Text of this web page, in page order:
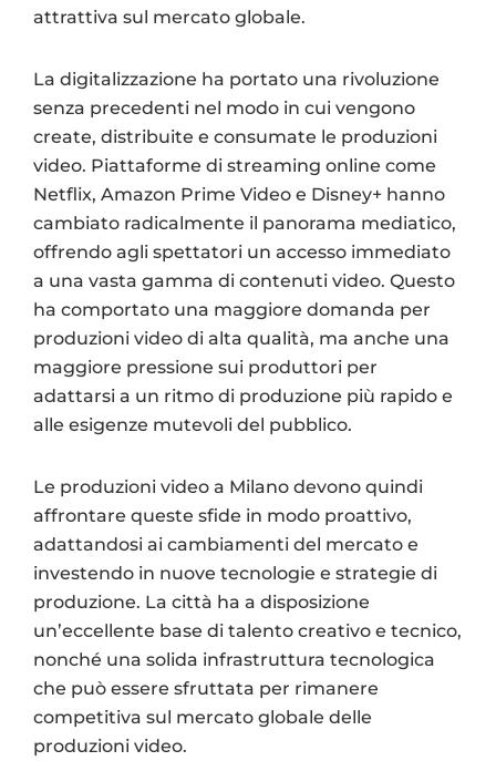
attrattiva sul mercato globale.
La digitalizzazione ha portato una rivoluzione
senza precedenti nel modo in cui vengono
create, distribuite e consumate le produzioni
video. Piattaforme di streaming online come
Netflix, Amazon Prime Video e Disney+ hanno
cambiato radicalmente il panorama mediatico,
offrendo agli spettatori un accesso immediato
a una vasta gamma di contenuti video. Questo
ha comportato una maggiore domanda per
produzioni video di alta qualità, ma anche una
maggiore pressione sui produttori per
adattarsi a un ritmo di produzione più rapido e
alle esigenze mutevoli del pubblico.
Le produzioni video a Milano devono quindi
affrontare queste sfide in modo proattivo,
adattandosi ai cambiamenti del mercato e
investendo in nuove tecnologie e strategie di
produzione. La città ha a disposizione
un’eccellente base di talento creativo e tecnico,
nonché una solida infrastruttura tecnologica
che può essere sfruttata per rimanere
competitiva sul mercato globale delle
produzioni video.